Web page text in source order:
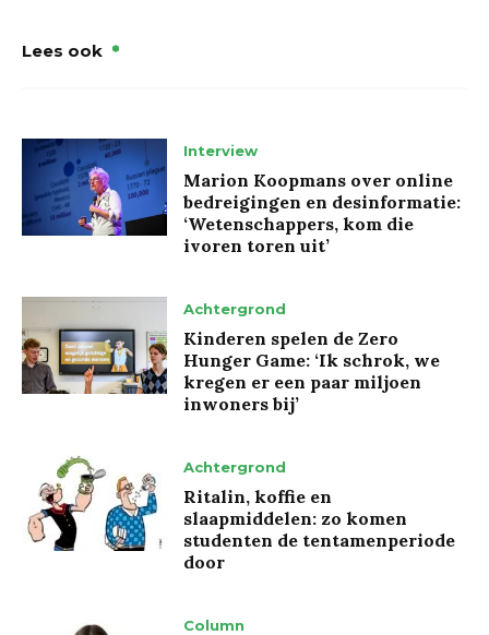
Lees ook
Interview
Marion Koopmans over online
bedreigingen en desinformatie:
‘Wetenschappers, kom die
ivoren toren uit’
Achtergrond
Kinderen spelen de Zero
Hunger Game: ‘Ik schrok, we
kregen er een paar miljoen
inwoners bij’
Achtergrond
Ritalin, koffie en
slaapmiddelen: zo komen
studenten de tentamenperiode
door
Column